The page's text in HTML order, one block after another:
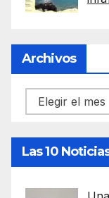
Archivos
Archivos
Las 10